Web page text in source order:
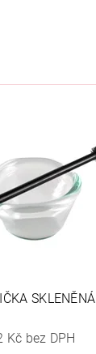
SKLENĚNÁ
Kč bez DPH